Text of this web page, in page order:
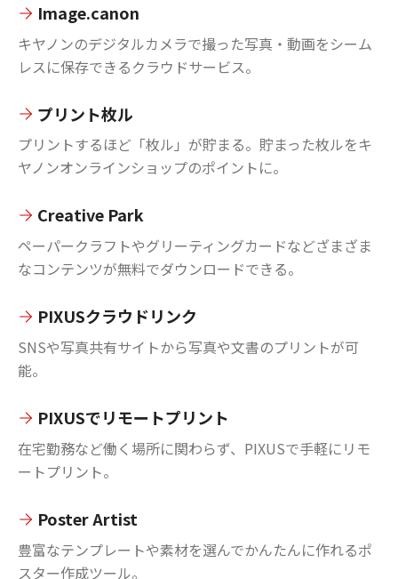
Image.canon
キヤノンのデジタルカメラで撮った写真・動画をシーム
レスに保存できるクラウドサービス。
プリント枚ル
プリントするほど「枚ル」が貯まる。貯まった枚ルをキ
ヤノンオンラインショップのポイントに。
Creative Park
ペーパークラフトやグリーティングカードなどざまざま
なコンテンツが無料でダウンロードできる。
PIXUSクラウドリンク
SNSや写真共有サイトから写真や文書のプリントが可
能。
PIXUSでリモートプリント
在宅勤務など働く場所に関わらず、PIXUSで手軽にリモ
ートプリント。
Poster Artist
豊富なテンプレートや素材を選んでかんたんに作れるポ
スター作成ツール。